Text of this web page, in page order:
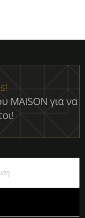
MAISON για να